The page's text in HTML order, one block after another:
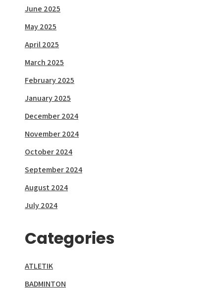
June 2025
May 2025
April 2025
March 2025
February 2025
January 2025
December 2024
November 2024
October 2024
September 2024
August 2024
July 2024
Categories
ATLETIK
BADMINTON